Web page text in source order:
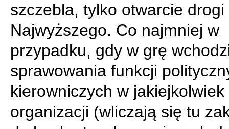
szczebla, tylko otwarcie
Najwyższego. Co najmniej w
przypadku, gdy w grę
sprawowania funkcji
kierowniczych w jakiejkolwiek
organizacji (wliczają się tu